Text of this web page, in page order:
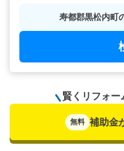
寿都郡黒松内町
賢くリフォー
無料 補助金